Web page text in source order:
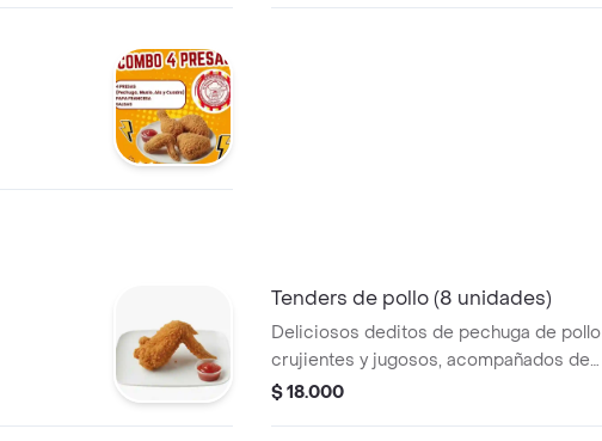
Tenders de pollo (8 unidades)
Deliciosos deditos de pechuga de pollo
crujientes y jugosos, acompañados de
180 gr de papa a la francesa y salsa de
$ 18.000